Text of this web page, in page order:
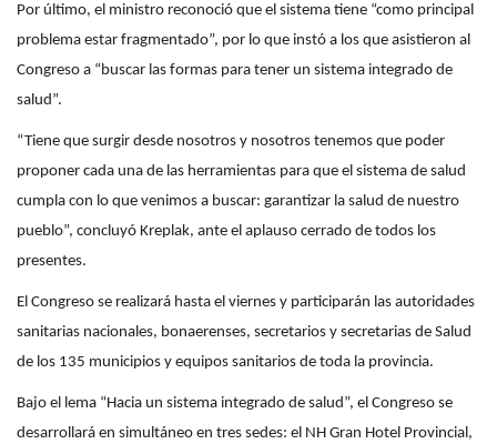
Por último, el ministro reconoció que el sistema tiene “como principal
problema estar fragmentado”, por lo que instó a los que asistieron al
Congreso a “buscar las formas para tener un sistema integrado de
salud”.
“Tiene que surgir desde nosotros y nosotros tenemos que poder
proponer cada una de las herramientas para que el sistema de salud
cumpla con lo que venimos a buscar: garantizar la salud de nuestro
pueblo”, concluyó Kreplak, ante el aplauso cerrado de todos los
presentes.
El Congreso se realizará hasta el viernes y participarán las autoridades
sanitarias nacionales, bonaerenses, secretarios y secretarias de Salud
de los 135 municipios y equipos sanitarios de toda la provincia.
Bajo el lema “Hacia un sistema integrado de salud”, el Congreso se
desarrollará en simultáneo en tres sedes: el NH Gran Hotel Provincial,